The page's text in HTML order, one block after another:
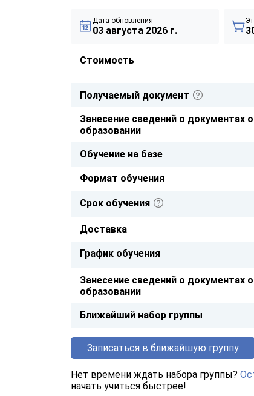
Дата обновления
03 августа 2026 г.
Стоимость
Получаемый документ
Занесение сведений о документах
образовании
Обучение на базе
Формат обучения
Срок обучения
Доставка
График обучения
Занесение сведений о документах
образовании
Ближайший набор группы
Записаться в ближайшую группу
Нет времени ждать набора группы?
начать учиться быстрее!